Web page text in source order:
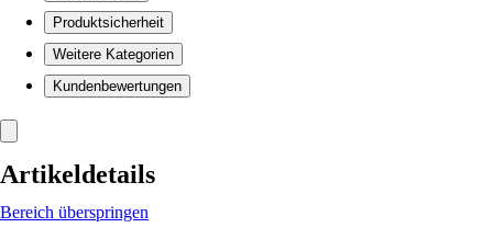
Produktsicherheit
Weitere Kategorien
Kundenbewertungen
Artikeldetails
Bereich überspringen